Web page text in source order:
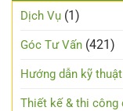
Dịch Vụ (1)
Góc Tư Vấn (421)
Hướng dẫn kỹ
Thiết kế & thi công